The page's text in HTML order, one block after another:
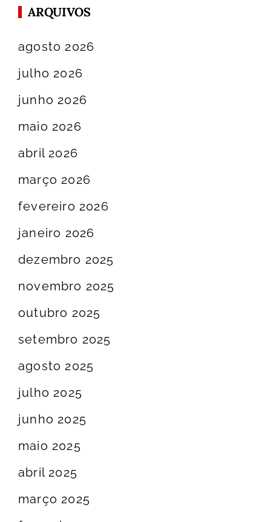
ARQUIVOS
agosto 2026
julho 2026
junho 2026
maio 2026
abril 2026
março 2026
fevereiro 2026
janeiro 2026
dezembro 2025
novembro 2025
outubro 2025
setembro 2025
agosto 2025
julho 2025
junho 2025
maio 2025
abril 2025
março 2025